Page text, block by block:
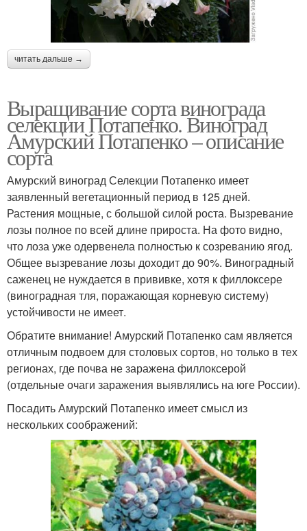
читать дальше →
Выращивание сорта винограда
селекции Потапенко. Виноград
Амурский Потапенко – описание
сорта
Амурский виноград Селекции Потапенко имеет
заявленный вегетационный период в 125 дней.
Растения мощные, с большой силой роста. Вызревание
лозы полное по всей длине прироста. На фото видно,
что лоза уже одервенела полностью к созреванию ягод.
Общее вызревание лозы доходит до 90%. Виноградный
саженец не нуждается в прививке, хотя к филлоксере
(виноградная тля, поражающая корневую систему)
устойчивости не имеет.
Обратите внимание! Амурский Потапенко сам является
отличным подвоем для столовых сортов, но только в тех
регионах, где почва не заражена филлоксерой
(отдельные очаги заражения выявлялись на юге России).
Посадить Амурский Потапенко имеет смысл из
нескольких соображений: